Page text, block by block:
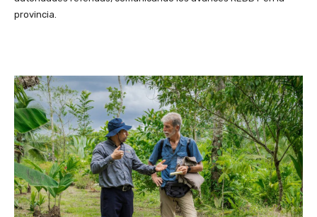
provincia.